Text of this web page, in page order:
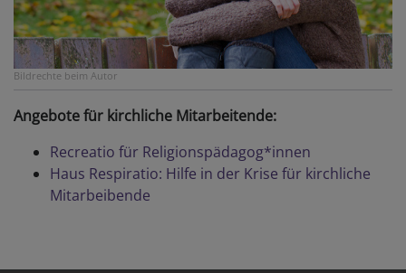
Bildrechte beim Autor
Angebote für kirchliche Mitarbeitende:
Recreatio für Religionspädagog*innen
Haus Respiratio: Hilfe in der Krise für kirchliche
Mitarbeibende